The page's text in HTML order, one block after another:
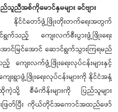
သူညီအစ်ကိုမောင်နှမများ ခင်ဗျား
း နိုင်ငံတော်ဖွံ့ဖြိုးတိုးတက်ရေးအတွက်
ရွက်သည့် ကျေးလက်စီးပွားဖွံ့ဖြိုးရေး
င်မြင်အောင် ဆောင်ရွက်သွားကြရမည်
ည့် ကျေးလက်ဖွံ့ဖြိုးရေးလုပ်ငန်းများနှင့်
ရွာဖွံ့ဖြိုးရေးလုပ်ငန်းများကို နိုင်ငံအနှံ့
ထိုကဲ့သို့ စီမံကိန်းများကို ပြည်သူများ
ြတ်ပြီး ကိုယ်တိုင်အကောင်အထည်ဖော်